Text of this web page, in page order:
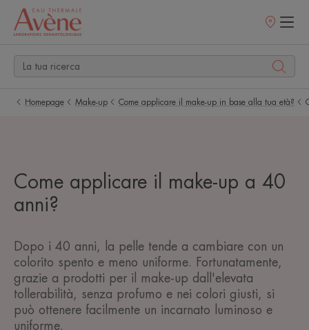
Punti
Homepage Make-up Come applicare il make-up in base alla tua età?
Come applicare il make-up a 40
anni?
Dopo i 40 anni, la pelle tende a cambiare con un
colorito spento e meno uniforme. Fortunatamente,
grazie a prodotti per il make-up dall'elevata
tollerabilità, senza profumo e nei colori giusti, si
può ottenere facilmente un incarnato luminoso e
uniforme.